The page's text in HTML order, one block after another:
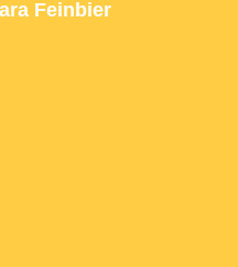
Feinbier